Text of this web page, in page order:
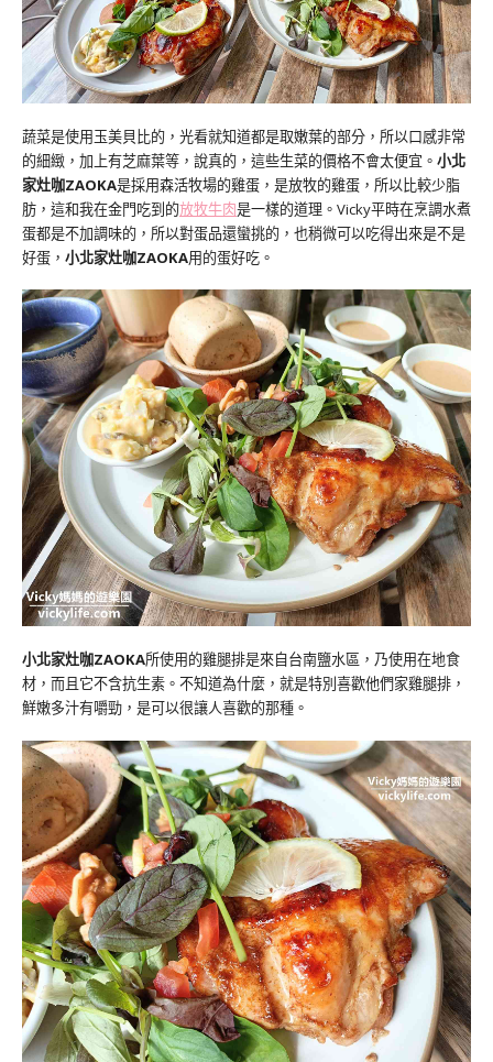
蔬菜是使用玉美貝比的，光看就知道都是取嫩葉的部分，所以口感非常
的細緻，加上有芝麻葉等，說真的，這些生菜的價格不會太便宜。 小北
家灶咖ZAOKA是採用森活牧場的雞蛋，是放牧的雞蛋，所以比較少脂
肪，這和我在金門吃到的放牧牛肉是一樣的道理。Vicky平時在烹調水煮
蛋都是不加調味的，所以對蛋品還蠻挑的，也稍微可以吃得出來是不是
好蛋， 小北家灶咖ZAOKA用的蛋好吃。
小北家灶咖ZAOKA所使用的雞腿排是來自台南鹽水區，乃使用在地食
材，而且它不含抗生素。不知道為什麼，就是特別喜歡他們家雞腿排，
鮮嫩多汁有嚼勁，是可以很讓人喜歡的那種。